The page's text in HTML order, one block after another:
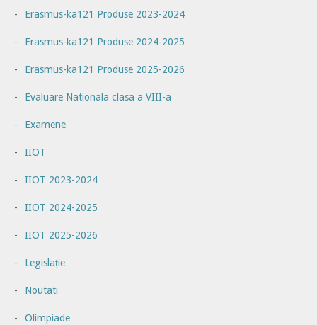
Erasmus-ka121 Produse 2023-2024
Erasmus-ka121 Produse 2024-2025
Erasmus-ka121 Produse 2025-2026
Evaluare Nationala clasa a VIII-a
Examene
IIOT
IIOT 2023-2024
IIOT 2024-2025
IIOT 2025-2026
Legislație
Noutati
Olimpiade